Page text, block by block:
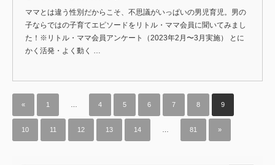
ママとは違う性別だからこそ、不思議がいっぱいの男児育児。男の
子ならではの子育てエピソードをリトル・ママ会員に聞いてみまし
た！※リトル・ママ会員アンケート（2023年2月〜3月実施） とに
かく活発・よく動く …
« 1 4 5 6 7 8 9
10 11 12 13 14 81 »